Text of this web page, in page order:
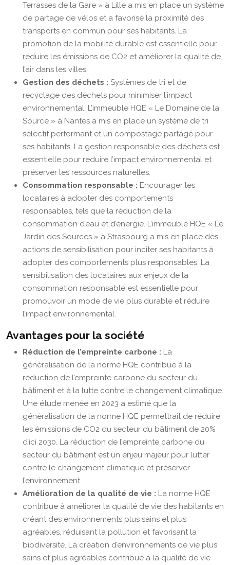
Terrasses de la Gare » à Lille a mis en place un système
de partage de vélos et a favorisé la proximité des
transports en commun pour ses habitants. La
promotion de la mobilité durable est essentielle pour
réduire les émissions de CO2 et améliorer la qualité de
l’air dans les villes.
Gestion des déchets : Systèmes de tri et de
recyclage des déchets pour minimiser l’impact
environnemental. L’immeuble HQE « Le Domaine de la
Source » à Nantes a mis en place un système de tri
sélectif performant et un compostage partagé pour
ses habitants. La gestion responsable des déchets est
essentielle pour réduire l’impact environnemental et
préserver les ressources naturelles.
Consommation responsable : Encourager les
locataires à adopter des comportements
responsables, tels que la réduction de la
consommation d’eau et d’énergie. L’immeuble HQE « Le
Jardin des Sources » à Strasbourg a mis en place des
actions de sensibilisation pour inciter ses habitants à
adopter des comportements plus responsables. La
sensibilisation des locataires aux enjeux de la
consommation responsable est essentielle pour
promouvoir un mode de vie plus durable et réduire
l’impact environnemental.
Avantages pour la société
Réduction de l’empreinte carbone : La
généralisation de la norme HQE contribue à la
réduction de l’empreinte carbone du secteur du
bâtiment et à la lutte contre le changement climatique.
Une étude menée en 2023 a estimé que la
généralisation de la norme HQE permettrait de réduire
les émissions de CO2 du secteur du bâtiment de 20%
d’ici 2030. La réduction de l’empreinte carbone du
secteur du bâtiment est un enjeu majeur pour lutter
contre le changement climatique et préserver
l’environnement.
Amélioration de la qualité de vie : La norme HQE
contribue à améliorer la qualité de vie des habitants en
créant des environnements plus sains et plus
agréables, réduisant la pollution et favorisant la
biodiversité. La création d’environnements de vie plus
sains et plus agréables contribue à la qualité de vie